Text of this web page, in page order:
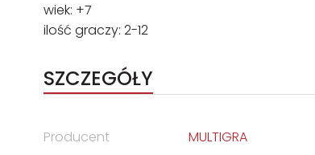
wiek: +7
ilość graczy: 2-12
SZCZEGÓŁY
Producent
MULTIGRA